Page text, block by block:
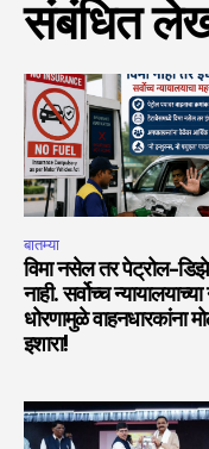
संबंधित
बातम्या
विमा नसेल तर पेट्रोल-
नाही. सर्वोच्च न्यायालयाच्या
धोरणामुळे वाहनधारकांना
इशारा!